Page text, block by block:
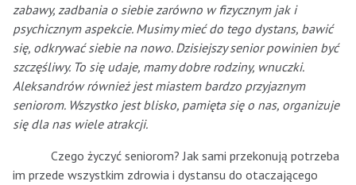
zabawy, zadbania o siebie zarówno w fizycznym jak i
psychicznym aspekcie. Musimy mieć do tego dystans, bawić
się, odkrywać siebie na nowo. Dzisiejszy senior powinien być
szczęśliwy. To się udaje, mamy dobre rodziny, wnuczki.
Aleksandrów również jest miastem bardzo przyjaznym
seniorom. Wszystko jest blisko, pamięta się o nas, organizuje
się dla nas wiele atrakcji.
Czego życzyć seniorom? Jak sami przekonują potrzeba
im przede wszystkim zdrowia i dystansu do otaczającego